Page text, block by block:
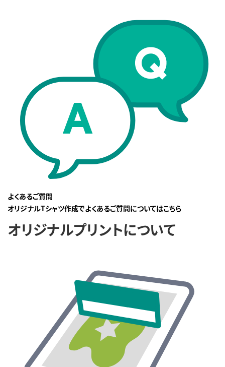
よくあるご質問
オリジナルTシャツ作成でよくあるご質問についてはこちら
オリジナルプリントについて